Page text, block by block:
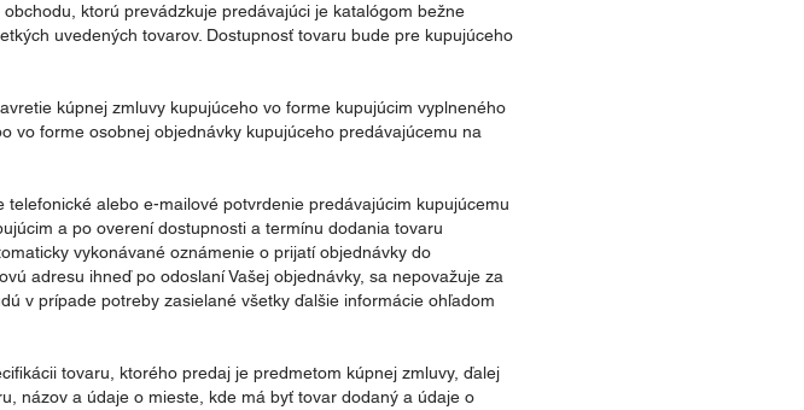
ktorú prevádzkuje predávajúci je katalógom bežne
uvedených tovarov. Dostupnosť tovaru bude pre kupujúceho
kúpnej zmluvy kupujúceho vo forme kupujúcim vyplneného
vo forme osobnej objednávky kupujúceho predávajúcemu na
alebo e-mailové potvrdenie predávajúcim kupujúcemu
a po overení dostupnosti a termínu dodania tovaru
vykonávané oznámenie o prijatí objednávky do
adresu ihneď po odoslaní Vašej objednávky, sa nepovažuje za
v prípade potreby zasielané všetky ďalšie informácie ohľadom
tovaru, ktorého predaj je predmetom kúpnej zmluvy, ďalej
názov a údaje o mieste, kde má byť tovar dodaný a údaje o